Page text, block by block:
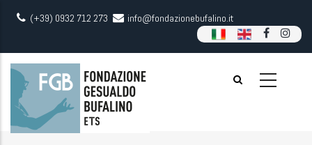
content
(+39) 0932 712 273 info@fondazionebufalino.it